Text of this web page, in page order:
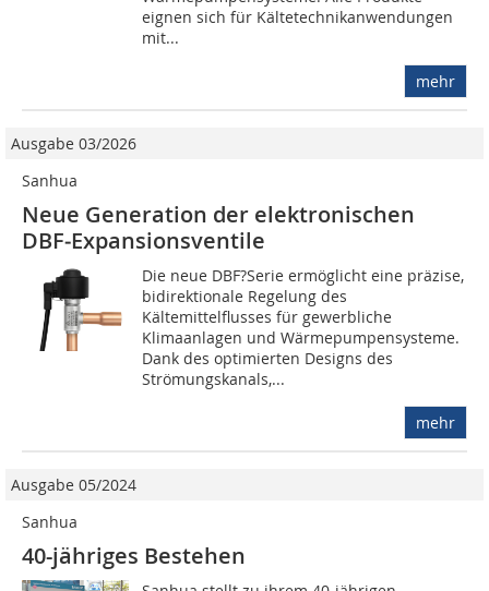
eignen sich für Kältetechnikanwendungen
mit...
mehr
Ausgabe 03/2026
Sanhua
Neue Generation der elektronischen
DBF‑Expansionsventile
Die neue DBF?Serie ermöglicht eine präzise,
bidirektionale Regelung des
Kältemittelflusses für gewerbliche
Klimaanlagen und Wärmepumpensysteme.
Dank des optimierten Designs des
Strömungskanals,...
mehr
Ausgabe 05/2024
Sanhua
40-jähriges Bestehen